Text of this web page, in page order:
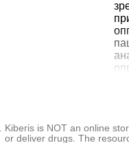
ЦНМТ в
Новосибирск, мкрн.
Kiberis is NOT an online
or deliver drugs. The